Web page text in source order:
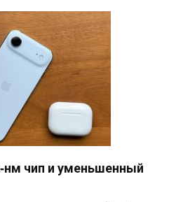
чип и уменьшенный